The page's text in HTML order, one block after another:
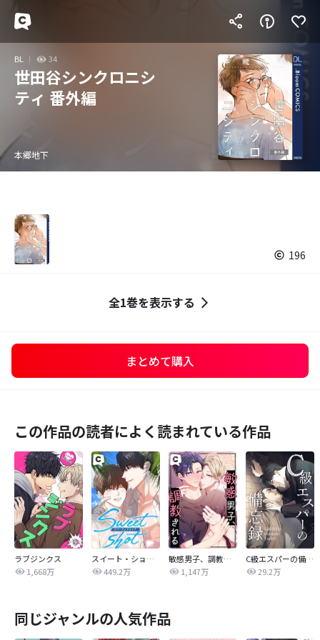
BL 34
世田谷シンクロニシ
ティ 番外編
本郷地下
196
全1巻を表示する
まとめて購入
この作品の読者によく読まれている作品
ラブジンクス
1,668万
スイート・ショット
449.2万
敏感男子、調教される
1,147万
C級エスパーの備忘録
29.2万
同じジャンルの人気作品